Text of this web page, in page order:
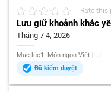
Rate this
Lưu giữ khoảnh khắc
Tháng 7 4, 2026
Mục lục1. Món ngon Việt [...]
Đã kiểm duyệt